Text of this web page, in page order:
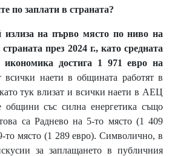
по заплати в страната?
излиза на първо място по ниво на
през 2024 г., като средната
икономика достига 1 971 евро на
всички наети в общината работят в
тук влизат и всички наети в АЕЦ
общини със силна енергетика също
са Раднево на 5-то място (1 409
то място (1 289 евро). Символично, в
за заплащането в публичния